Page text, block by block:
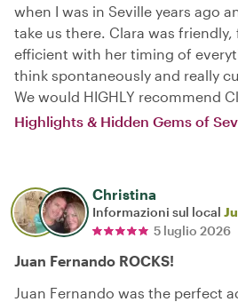
when I was in Seville years ago
take us there. Clara was
efficient with her timing of
think spontaneously and really
We would HIGHLY recommend
Highlights & Hidden Gems of
Christina
Informazioni sul local
5 luglio 2026
Juan Fernando ROCKS!
Juan Fernando was the perfect